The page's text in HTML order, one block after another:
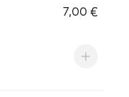
7,00 €